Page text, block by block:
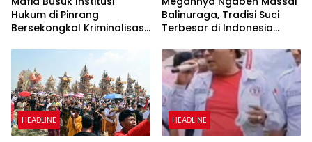
Hukum di Pinrang
Bersekongkol Kriminalisasi
Balinuraga, Tradisi Suci
Terbesar di Indonesia
dan Merekatkan Ikatan
Keluarga
HEADLINE HEADLINE